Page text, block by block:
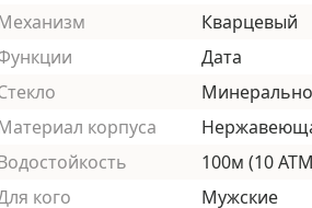
Кварцевый
Дата
корпуса
100м (10
кого
Мужские